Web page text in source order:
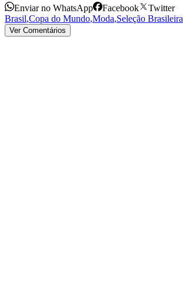
Enviar no WhatsApp Facebook
Twitter
Brasil,Copa do Mundo,Moda,Seleção Brasileira
Ver Comentários